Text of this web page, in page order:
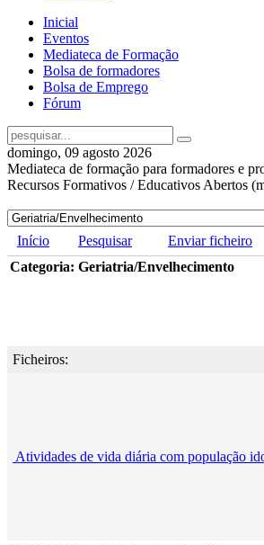
Inicial
Eventos
Mediateca de Formação
Bolsa de formadores
Bolsa de Emprego
Fórum
domingo, 09 agosto 2026
Mediateca de formação para formadores e
Recursos Formativos / Educativos Abertos
Início Pesquisar Enviar ficheiro
Categoria: Geriatria/Envelhecimento
Ficheiros:
Atividades de vida diária com população